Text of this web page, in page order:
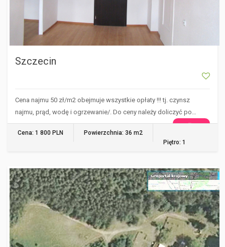
Szczecin
Cena najmu 50 zł/m2 obejmuje wszystkie opłaty !!! tj. czynsz
najmu, prąd, wodę i ogrzewanie/. Do ceny należy doliczyć po…
WIĘCEJ
Cena: 1 800 PLN
Powierzchnia: 36 m2
Piętro: 1
BIELINEK